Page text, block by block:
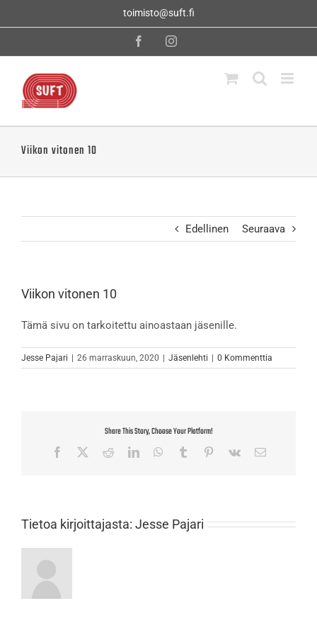
toimisto@suft.fi
FacebookInstagram
Viikon vitonen 10
Edellinen Seuraava
Viikon vitonen 10
Tämä sivu on tarkoitettu ainoastaan jäsenille.
Jesse Pajari | 26 marraskuun, 2020 | Jäsenlehti | 0 Kommenttia
Share This Story, Choose Your Platform!
Facebook RedditLinkedInWhatsApp
Tumblr Pinterest
Vk Sähköposti
Tietoa kirjoittajasta: Jesse Pajari